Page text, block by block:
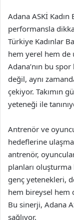
Adana ASKİ Kadın
performansla
Türkiye Kadınlar
hem yerel hem de
Adana’nın bu
değil, aynı
çekiyor. Takımın
yeteneği ile
Antrenör ve
hedeflerine
antrenör,
planları oluşturma
genç yetenekleri,
hem bireysel hem
Bu sinerji, Adana
sağlıyor.